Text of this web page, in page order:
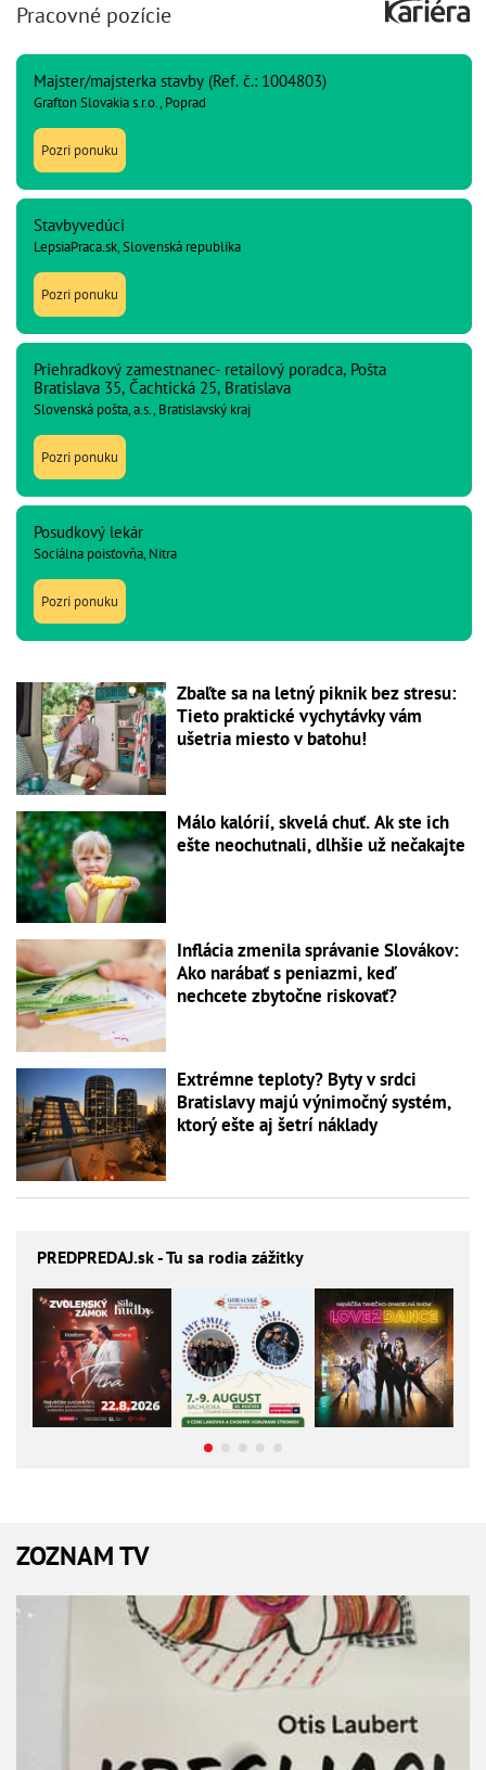
Pracovné pozície
Majster/majsterka stavby (Ref. č.: 1004803)
Grafton Slovakia s.r.o., Poprad
Pozri ponuku
Stavbyvedúci
LepsiaPraca.sk, Slovenská republika
Pozri ponuku
Priehradkový zamestnanec- retailový poradca, Pošta
Bratislava 35, Čachtická 25, Bratislava
Slovenská pošta, a.s., Bratislavský kraj
Pozri ponuku
Posudkový lekár
Sociálna poisťovňa, Nitra
Pozri ponuku
Zbaľte sa na letný piknik bez stresu:
Tieto praktické vychytávky vám
ušetria miesto v batohu!
Málo kalórií, skvelá chuť. Ak ste ich
ešte neochutnali, dlhšie už nečakajte
Inflácia zmenila správanie Slovákov:
Ako narábať s peniazmi, keď
nechcete zbytočne riskovať?
Extrémne teploty? Byty v srdci
Bratislavy majú výnimočný systém,
ktorý ešte aj šetrí náklady
PREDPREDAJ.sk - Tu sa rodia zážitky
ZOZNAM TV